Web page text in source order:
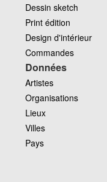
Dessin sketch
Print édition
Design d'intérieur
Commandes
Données
Artistes
Organisations
Lieux
Villes
Pays